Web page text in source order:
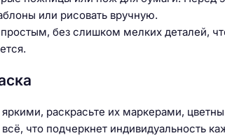
или рисовать вручную.
без слишком мелких деталей,
раскрасьте их маркерами,
что подчеркнет индивидуальность